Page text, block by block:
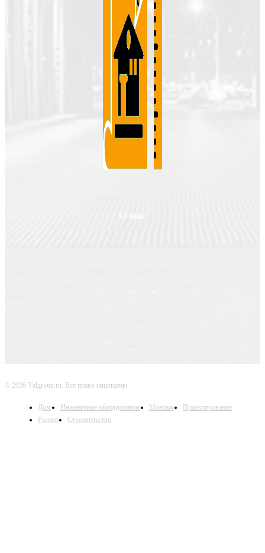
© 2026 Valgroup.ru. Все права защищены.
Дом Инженерное оборудование Монтаж
Проектирование
Разное
Строительство